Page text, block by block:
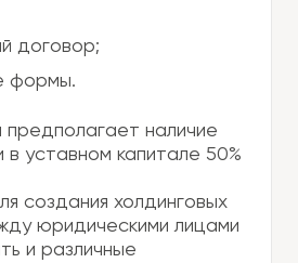
договор;
формы.
наличие
в уставном капитале 50%
создания холдинговых
юридическими лицами
и различные